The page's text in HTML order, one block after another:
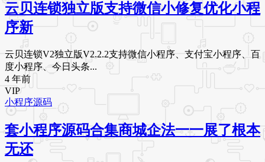
云贝连锁独立版支持微信小修复优化小程
序新
云贝连锁V2独立版V2.2.2支持微信小程序、支付宝小程序、百
度小程序、今日头条...
4 年前
VIP
小程序源码
套小程序源码合集商城企法一一展了根本
无还